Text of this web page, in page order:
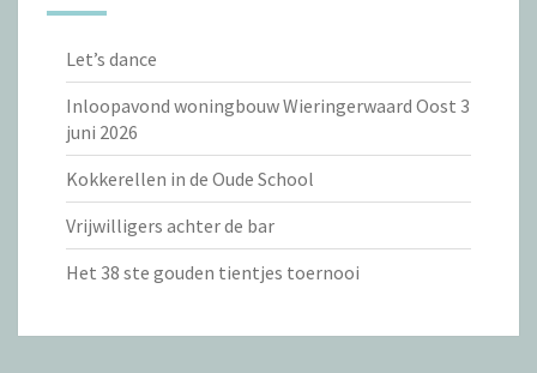
Let’s dance
Inloopavond woningbouw Wieringerwaard Oost 3
juni 2026
Kokkerellen in de Oude School
Vrijwilligers achter de bar
Het 38 ste gouden tientjes toernooi